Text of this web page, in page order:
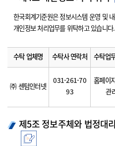
한국회계기준원은 정보시스템 운영 및
개인정보 처리업무를 위탁하고 있습니다.
수탁 업체명 수탁사 연락처 수탁업
㈜ 센텀인터넷
031-261-70
93
홈페이
관
제5조 정보주체와 법정대